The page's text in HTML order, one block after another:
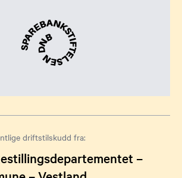
driftstilskudd fra:
–